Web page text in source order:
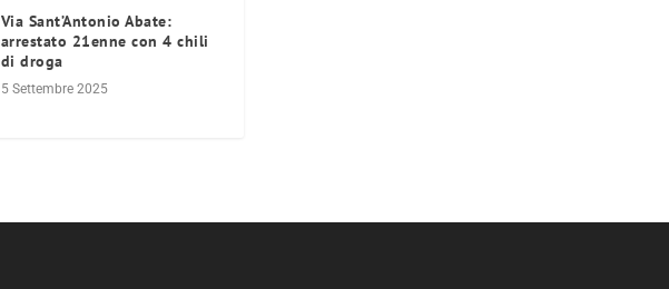
Via Sant’Antonio Abate:
arrestato 21enne con 4 chili
di droga
5 Settembre 2025